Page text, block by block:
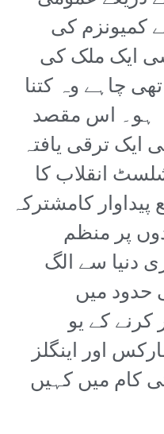
کمیونزم کی
ایک ملک کی
چاہے وہ کتنا
ہو۔ اس مقصد
ایک ترقی یافتہ
انقلاب کا
پیداوار کامشترکہ
پر منظم
دنیا سے الگ
میں
کے یو
اور اینگلز
کام میں کہیں